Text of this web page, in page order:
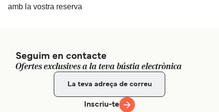
amb la vostra reserva
Seguim en contacte
Ofertes exclusives a la teva bústia electrònica
Inscriu-te